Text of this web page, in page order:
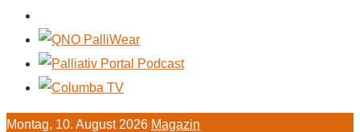
Montag, 10. August 2026 Magazin